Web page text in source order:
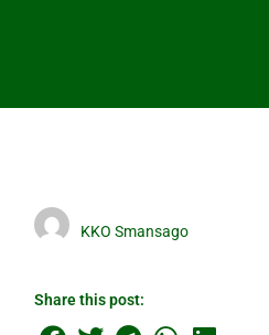
KKO Smansago
Share this post: